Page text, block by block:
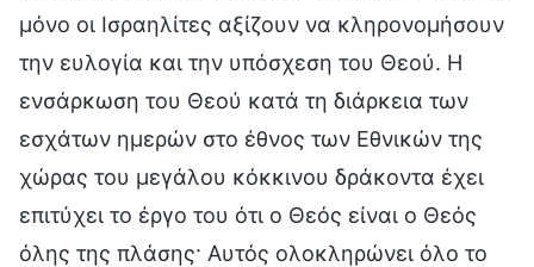
μόνο οι Ισραηλίτες αξίζουν να κληρονομήσουν
την ευλογία και την υπόσχεση του Θεού. Η
ενσάρκωση του Θεού κατά τη διάρκεια των
εσχάτων ημερών στο έθνος των Εθνικών της
χώρας του μεγάλου κόκκινου δράκοντα έχει
επιτύχει το έργο του ότι ο Θεός είναι ο Θεός
όλης της πλάσης· Αυτός ολοκληρώνει όλο το